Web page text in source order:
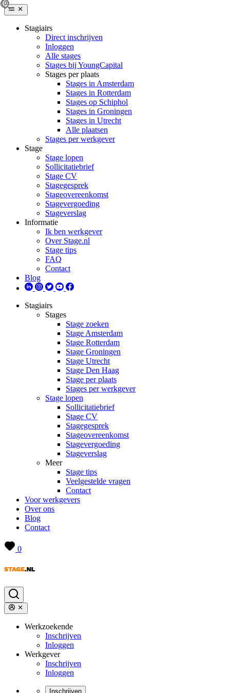
Stagiairs
Direct inschrijven
Inloggen
Alle stages
Stages bij YoungCapital
Stages per plaats
Stages in Amsterdam
Stages in Rotterdam
Stages op Schiphol
Stages in Groningen
Stages in Utrecht
Alle plaatsen
Stages per werkgever
Stage
Stage lopen
Sollicitatiebrief
Stage CV
Stagegesprek
Stageovereenkomst
Stagevergoeding
Stageverslag
Informatie
Ik ben werkgever
Over Stage.nl
Stage tips
FAQ
Contact
Blog
Stagiairs
Stages
Stage zoeken
Stage Amsterdam
Stage Rotterdam
Stage Groningen
Stage Utrecht
Stage Den Haag
Stage per plaats
Stages per werkgever
Stage lopen
Sollicitatiebrief
Stage CV
Stagegesprek
Stageovereenkomst
Stagevergoeding
Stageverslag
Meer
Stage tips
Veelgestelde vragen
Contact
Voor werkgevers
Over ons
Blog
Contact
0
Werkzoekende
Inschrijven
Inloggen
Werkgever
Inschrijven
Inloggen
Inschrijven